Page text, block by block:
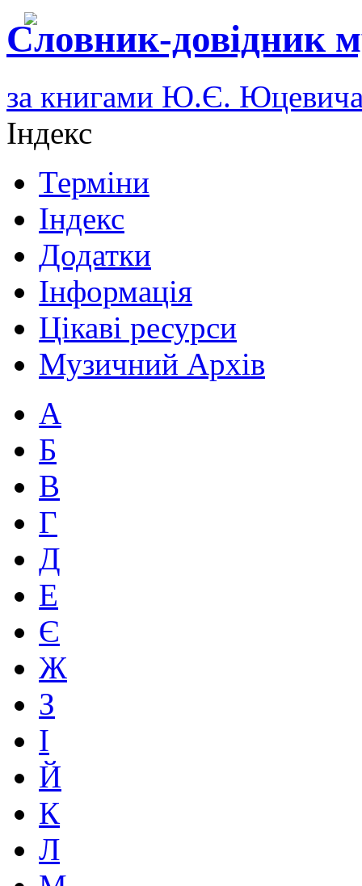
Словник-довідник
за книгами Ю.Є.
Індекс
Терміни
Індекс
Додатки
Інформація
Цікаві ресурси
Музичний Архів
А
Б
В
Г
Д
Е
Є
Ж
З
І
Й
К
Л